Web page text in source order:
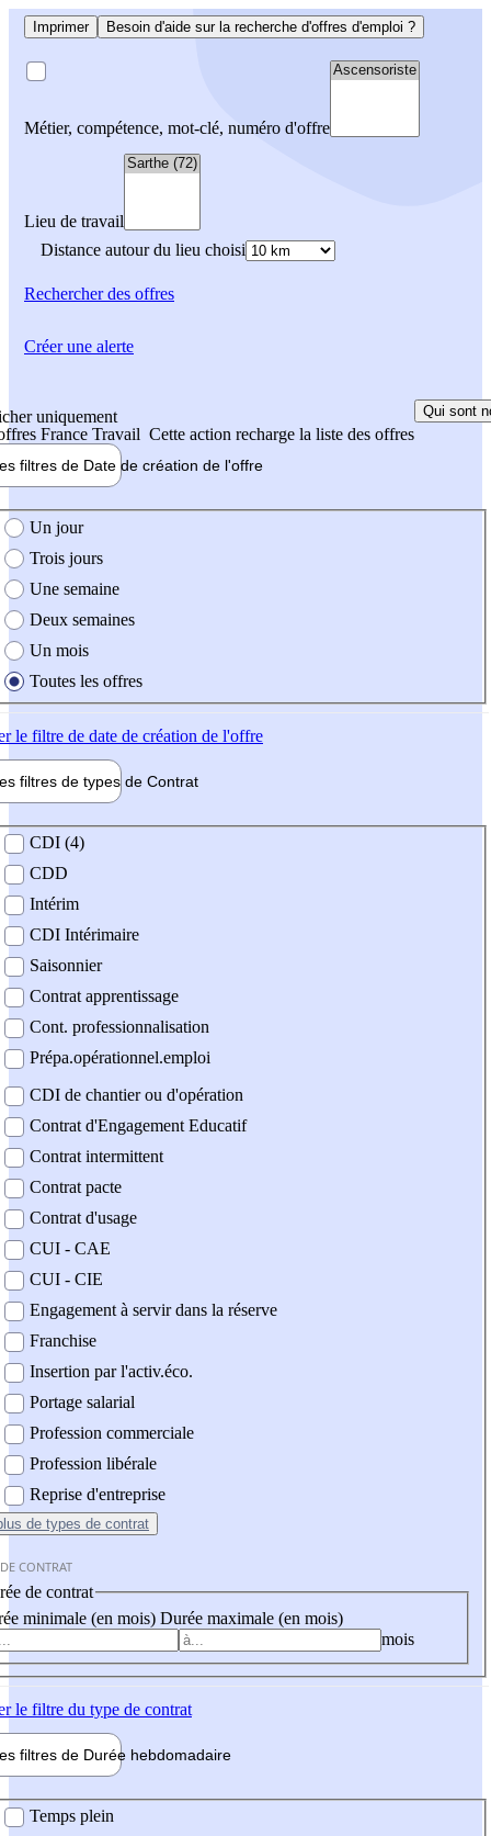
Imprimer Besoin d'aide sur la recherche d'offres d'emploi ?
Métier, compétence, mot-clé, numéro d'offre
Lieu de travail
Distance autour du lieu choisi
Rechercherdes offres
uniquement
France Travail Cette action recharge la liste des offres
Qui sont
filtres de Date de création de l'offre
création de l'offre
Un jour
Trois jours
Une semaine
Deux semaines
Un mois
Toutes les offres
le filtre de date de création de l'offre
filtres de types de Contrat
contrat
CDI (4)
CDD
Intérim
CDI Intérimaire
Saisonnier
Contrat apprentissage
Cont. professionnalisation
Prépa.opérationnel.emploi
CDI de chantier ou d'opération
Contrat d'Engagement Educatif
Contrat intermittent
Contrat pacte
Contrat d'usage
CUI - CAE
CUI - CIE
Engagement à servir dans la réserve
Franchise
Insertion par l'activ.éco.
Portage salarial
Profession commerciale
Profession libérale
Reprise d'entreprise
de types de contrat
CONTRAT
de contrat
minimale (en mois) Durée maximale (en mois)
mois
le filtre du type de contrat
filtres de Durée hebdomadaire
Temps plein
Créer une alerte